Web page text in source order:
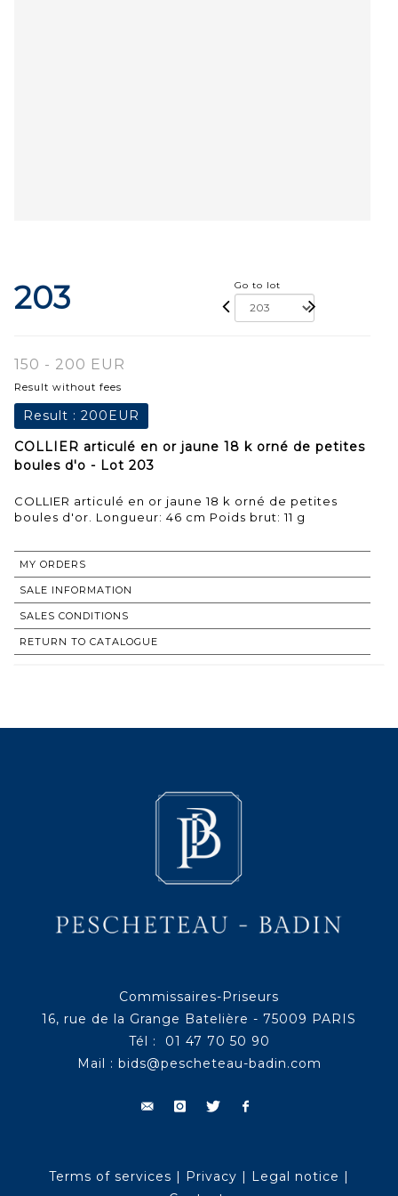
203 Go to lot
150 - 200 EUR
Result without fees
Result : 200EUR
COLLIER articulé en or jaune 18 k orné de petites
boules d'o - Lot 203
COLLIER articulé en or jaune 18 k orné de petites
boules d'or. Longueur: 46 cm Poids brut: 11 g
MY ORDERS
SALE INFORMATION
SALES CONDITIONS
RETURN TO CATALOGUE
Commissaires-Priseurs
16, rue de la Grange Batelière - 75009 PARIS
Tél : 01 47 70 50 90
Mail : bids@pescheteau-badin.com
Terms of services | Privacy | Legal notice |